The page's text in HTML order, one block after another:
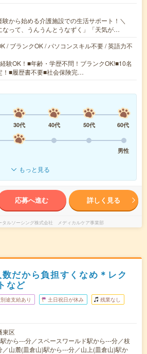
験から始める介護施設での生活サポート！＼
なって、うんうんとうなずく」「天気が…
/ ブランクOK / パソコンスキル不要 / 英語力不
験OK！■年齢・学歴不問！ブランクOK!■10名
！■履歴書不要■社会保険完…
30代 40代 50代
60代
男性
もっと見る
応募へ進む 詳しく見る
タルソーシング株式会社 メディカルケア事業部
数だから負担すくなめ＊レク
など
途支給あり 土日祝日が休み 残業なし
東区
から---分／スペースワールド駅から---分／枝
／山麓(皿倉山)駅から---分／山上(皿倉山)駅か